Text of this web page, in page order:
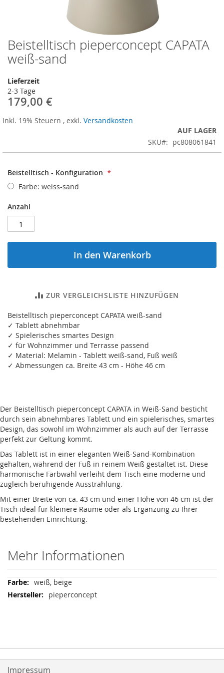
Beistelltisch pieperconcept CAPATA
weiß-sand
Lieferzeit
2-3 Tage
179,00 €
Inkl. 19% Steuern , exkl. Versandkosten
AUF LAGER
SKU
pc808061841
Beistelltisch - Konfiguration
Farbe: weiss-sand
Anzahl
In den Warenkorb
ZUR VERGLEICHSLISTE HINZUFÜGEN
Beistelltisch pieperconcept CAPATA weiß-sand
✓ Tablett abnehmbar
✓ Spielerisches smartes Design
✓ für Wohnzimmer und Terrasse passend
✓ Material: Melamin - Tablett weiß-sand, Fuß weiß
✓ Abmessungen ca. Breite 43 cm - Höhe 46 cm
Zum
Anfang
der
springen
Der Beistelltisch pieperconcept CAPATA in Weiß-Sand besticht
durch sein abnehmbares Tablett und ein spielerisches, smartes
Design, das sowohl im Wohnzimmer als auch auf der Terrasse
perfekt zur Geltung kommt.
Das Tablett ist in einer eleganten Weiß-Sand-Kombination
gehalten, während der Fuß in reinem Weiß gestaltet ist. Diese
harmonische Farbwahl verleiht dem Tisch eine moderne und
zugleich beruhigende Ausstrahlung.
Mit einer Breite von ca. 43 cm und einer Höhe von 46 cm ist der
Tisch ideal für kleinere Räume oder als Ergänzung zu Ihrer
bestehenden Einrichtung.
Mehr Informationen
Mehr
Informationen
weiß, beige
pieperconcept
Impressum